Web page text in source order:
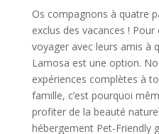
Os compagnons à quatre
exclus des vacances !
voyager avec leurs amis à
Lamosa est une option.
expériences complètes à
famille, c’est pourquoi
profiter de la beauté
hébergement Pet-Friendly